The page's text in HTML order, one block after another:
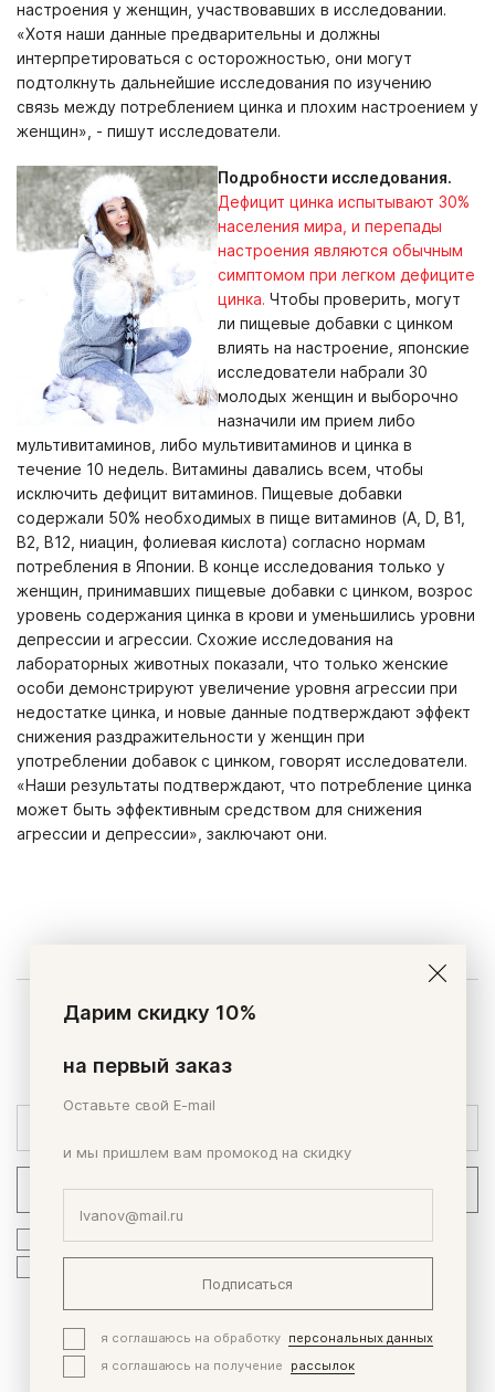
настроения у женщин, участвовавших в исследовании.
«Хотя наши данные предварительны и должны
интерпретироваться с осторожностью, они могут
подтолкнуть дальнейшие исследования по изучению
связь между потреблением цинка и плохим настроением у
женщин», - пишут исследователи.
Подробности исследования.
Дефицит цинка испытывают 30%
населения мира, и перепады
настроения являются обычным
симптомом при легком дефиците
цинка. Чтобы проверить, могут
ли пищевые добавки с цинком
влиять на настроение, японские
исследователи набрали 30
молодых женщин и выборочно
назначили им прием либо
мультивитаминов, либо мультивитаминов и цинка в
течение 10 недель. Витамины давались всем, чтобы
исключить дефицит витаминов. Пищевые добавки
содержали 50% необходимых в пище витаминов (A, D, B1,
B2, B12, ниацин, фолиевая кислота) согласно нормам
потребления в Японии. В конце исследования только у
женщин, принимавших пищевые добавки с цинком , возрос
уровень содержания цинка в крови и уменьшились уровни
депрессии и агрессии. Схожие исследования на
лабораторных животных показали, что только женские
особи демонстрируют увеличение уровня агрессии при
недостатке цинка, и новые данные подтверждают эффект
снижения раздражительности у женщин при
употреблении добавок с цинком , говорят исследователи.
«Наши результаты подтверждают, что потребление цинка
может быть эффективным средством для снижения
агрессии и депрессии», заключают они.
Будь всегда в курсе событий
узнавайте об акциях.
Подписаться
я соглашаюсь на обработку персональных данных
Служба поддержки клиентов
Есть вопросы? Мы с радостью на них ответим.
Дарим скидку 10%
на первый заказ
Оставьте свой E-mail
и мы пришлем вам промокод на скидку
Подписаться
я соглашаюсь на обработку
персональных данных
я соглашаюсь на получение
рассылок